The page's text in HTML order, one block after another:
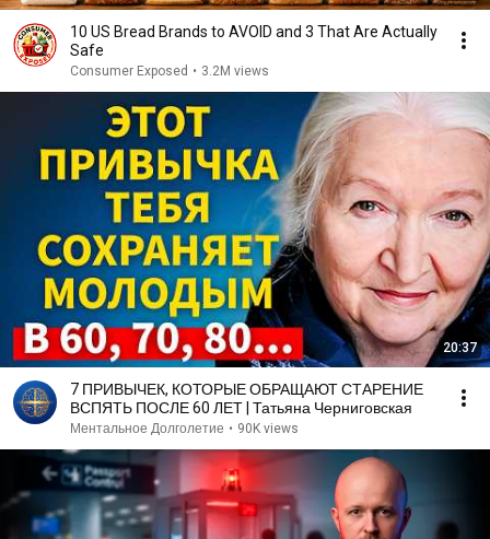
10 US Bread Brands to AVOID and 3 That Are Actually
Safe
Consumer Exposed • 3.2M views
20:37
7 ПРИВЫЧЕК, КОТОРЫЕ ОБРАЩАЮТ СТАРЕНИЕ
ВСПЯТЬ ПОСЛЕ 60 ЛЕТ | Татьяна Черниговская
Ментальное Долголетие • 90K views